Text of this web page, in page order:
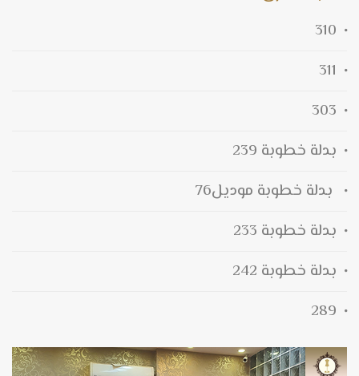
310
311
303
بدلة خطوبة 239
بدلة خطوبة موديل76
بدلة خطوبة 233
بدلة خطوبة 242
289